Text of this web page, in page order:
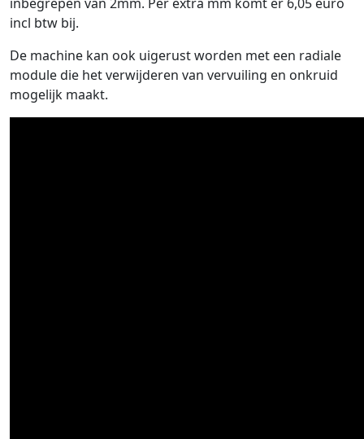
incl btw bij.
De machine kan ook uigerust worden met een radiale
module die het verwijderen van vervuiling en onkruid
mogelijk maakt.